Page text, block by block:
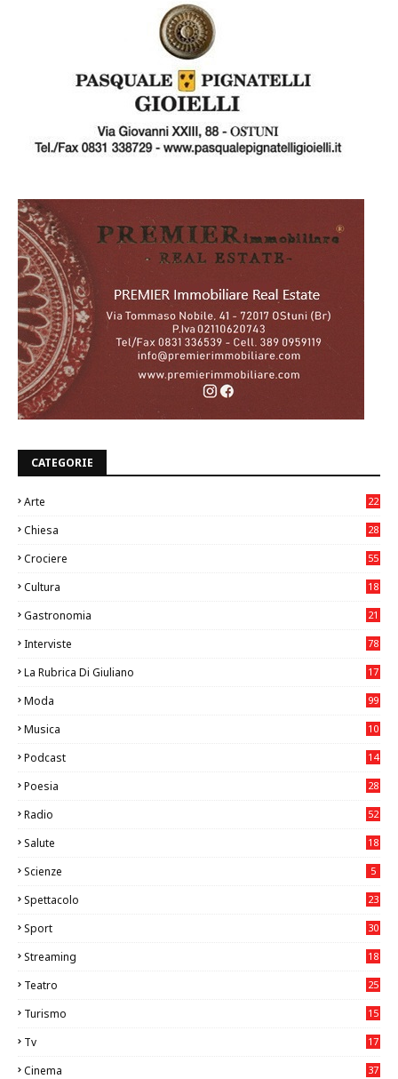
CATEGORIE
Arte
22
Chiesa
28
Crociere 55
Cultura
18
Gastronomia
21
Interviste 78
La Rubrica Di Giuliano
17
Moda 99
Musica
10
Podcast 14
Poesia 28
Radio 52
Salute
18
Scienze 5
Spettacolo 23
Sport
30
Streaming 18
Teatro
25
Turismo
15
Tv
17
Cinema
37